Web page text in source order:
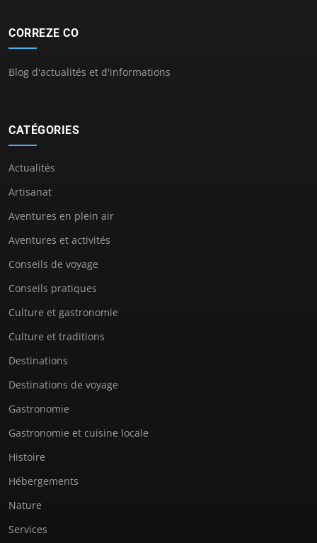
CORREZE CO
Blog d'actualités et d'informations
CATÉGORIES
Actualités
Artisanat
Aventures en plein air
Aventures et activités
Conseils de voyage
Conseils pratiques
Culture et gastronomie
Culture et traditions
Destinations
Destinations de voyage
Gastronomie
Gastronomie et cuisine locale
Histoire
Hébergements
Nature
Services